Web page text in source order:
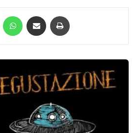
LinkedIn WhatsApp Condividi via mail